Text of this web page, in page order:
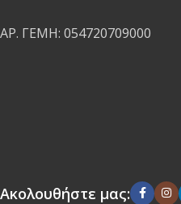
ΑΡ. ΓΕΜΗ: 054720709000
Ακολουθήστε μας: